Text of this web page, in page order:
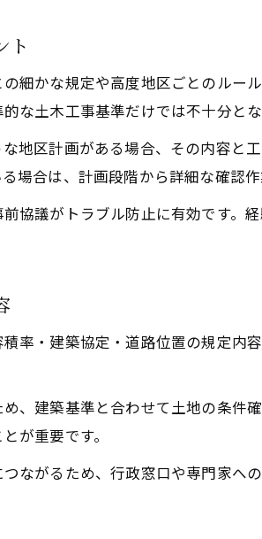
現場目線で考える土木工事基準遵守
ト
細かな規定や高度地区ごとのルー
な土木工事基準だけでは不十分とな
地区計画がある場合、その内容と
場合は、計画段階から詳細な確認作
協議がトラブル防止に有効です。
率・建築協定・道路位置の規定内
、建築基準と合わせて土地の条件
が重要です。
ながるため、行政窓口や専門家へ